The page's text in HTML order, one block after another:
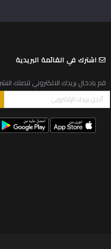
اشترك في القائمة البريدية
قم بادخال بريدك الالكتروني لتصلك